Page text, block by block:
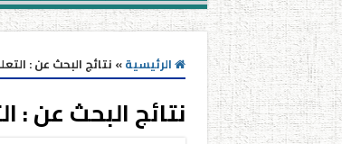
الرئيسية» نتائج البحث عن :
نتائج البحث عن :